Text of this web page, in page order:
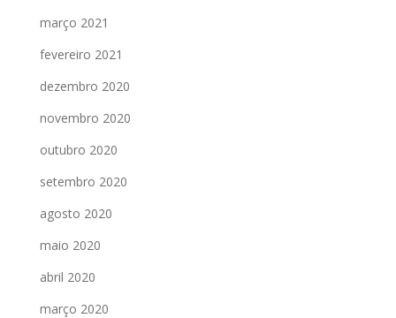
março 2021
fevereiro 2021
dezembro 2020
novembro 2020
outubro 2020
setembro 2020
agosto 2020
maio 2020
abril 2020
março 2020